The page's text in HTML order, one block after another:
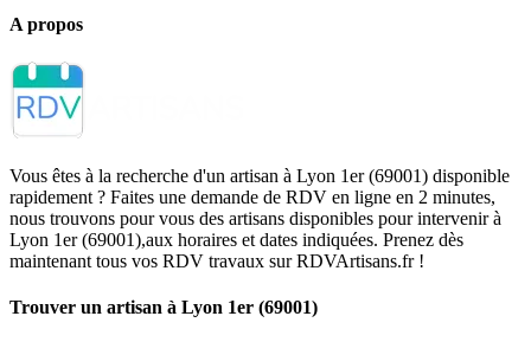
A propos
Vous êtes à la recherche d'un artisan à Lyon 1er (69001) disponible
rapidement ? Faites une demande de RDV en ligne en 2 minutes,
nous trouvons pour vous des artisans disponibles pour intervenir à
Lyon 1er (69001),aux horaires et dates indiquées. Prenez dès
maintenant tous vos RDV travaux sur RDVArtisans.fr !
Trouver un artisan à Lyon 1er (69001)